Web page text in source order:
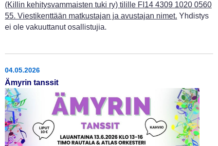
(Killin kehitysvammaisten tuki ry) tilille FI14 4309 1020 0560
55. Viestikenttään matkustajan ja avustajan nimet. Yhdistys
ei ole vakuuttanut osallistujia.
04.05.2026
Ämyrin tanssit